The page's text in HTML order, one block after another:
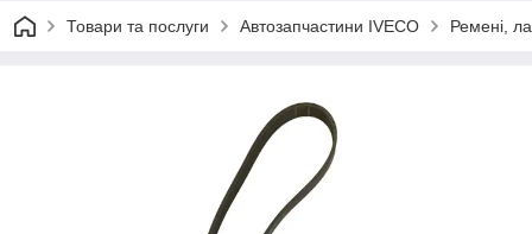
Товари та послуги Автозапчастини IVECO Ремені,